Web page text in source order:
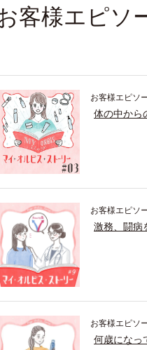
客様エピソ
お客様エピソ
体の中から
お客様エピソ
激務、闘病
お客様エピソ
何歳になっ